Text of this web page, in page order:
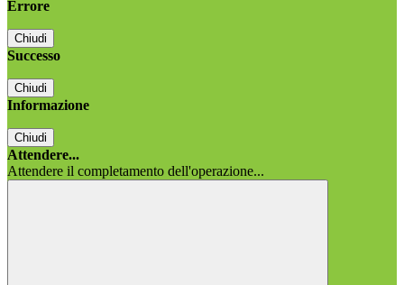
Errore
Chiudi
Successo
Chiudi
Informazione
Chiudi
Attendere...
Attendere il completamento dell'operazione...